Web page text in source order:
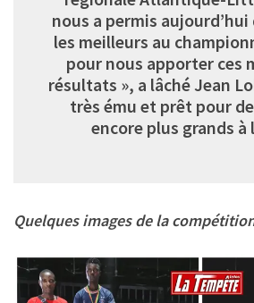
nous a permis
les meilleurs au
pour nous apporter ces
résultats », a lâché Jean
très ému et prêt pour
encore plus grands à
Quelques images de la